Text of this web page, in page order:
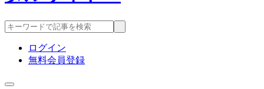
ログイン
無料会員登録